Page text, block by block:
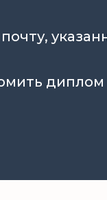
диплом